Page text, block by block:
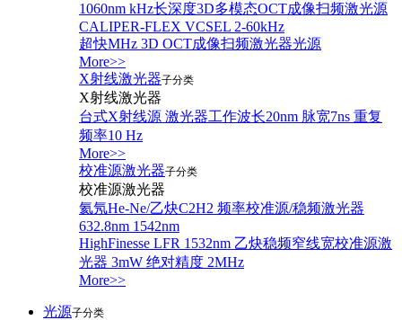
1060nm kHz长深度3D多模态OCT成像扫频激光源
CALIPER-FLEX VCSEL 2-60kHz
超快MHz 3D OCT成像扫频激光器光源
More>>
X射线激光器子分类
X射线激光器
台式X射线源 激光器工作波长20nm 脉宽7ns 重复
频率10 Hz
More>>
校准源激光器子分类
校准源激光器
氦氖He-Ne/乙炔C2H2 频率校准源/稳频激光器
632.8nm 1542nm
HighFinesse LFR 1532nm 乙炔稳频窄线宽校准源激
光器 3mW 绝对精度 2MHz
More>>
光源子分类